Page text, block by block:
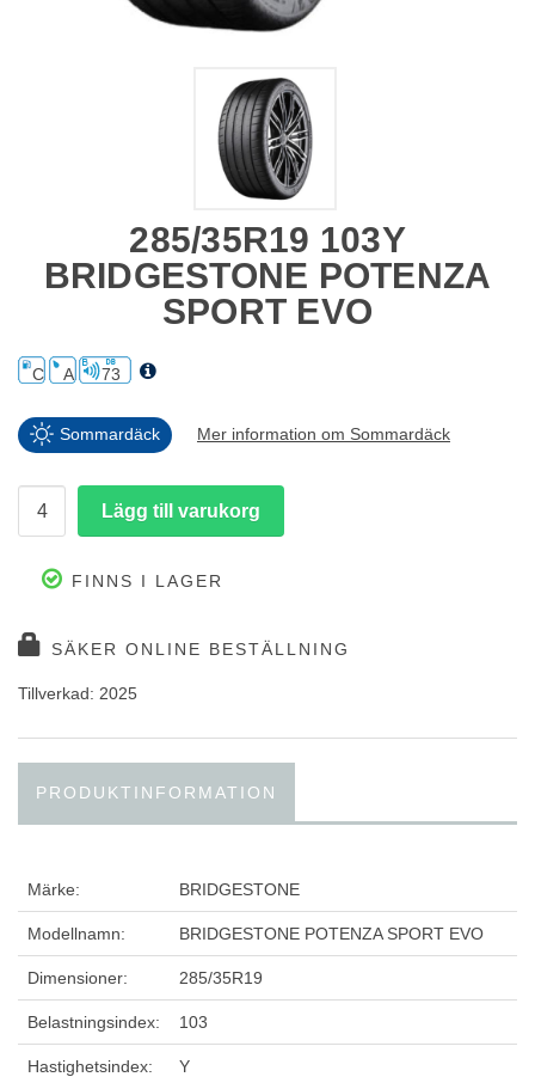
285/35R19 103Y
BRIDGESTONE POTENZA
SPORT EVO
C A 73
Sommardäck Mer information om Sommardäck
FINNS I LAGER
SÄKER ONLINE BESTÄLLNING
Tillverkad: 2025
PRODUKTINFORMATION
Märke: BRIDGESTONE
Modellnamn: BRIDGESTONE POTENZA SPORT EVO
Dimensioner: 285/35R19
Belastningsindex: 103
Hastighetsindex: Y